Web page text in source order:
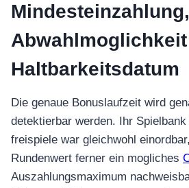
Mindesteinzahlung,
Haltbarkeitsdatum
Die genaue Bonuslaufzeit wird
detektierbar werden. Ihr
freispiele war gleichwohl
Rundenwert ferner ein mogliches
Auszahlungsmaximum